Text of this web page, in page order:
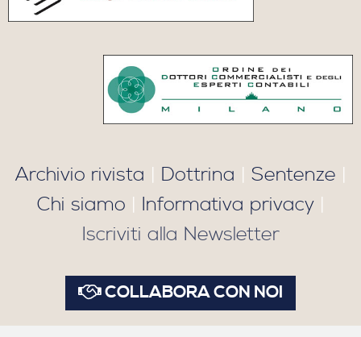
Archivio rivista | Dottrina | Sentenze |
Chi siamo | Informativa privacy|
Iscriviti alla Newsletter
COLLABORA CON NOI